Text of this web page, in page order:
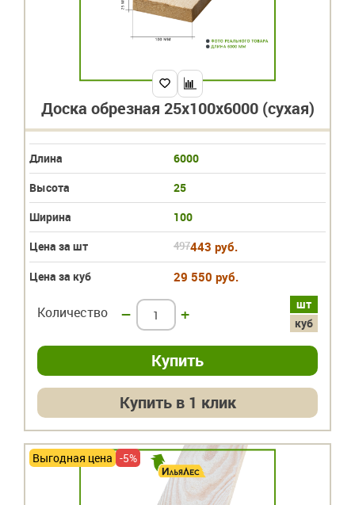
Доска обрезная 25х100х6000 (сухая)
Длина
6000
Высота
25
Ширина
100
Цена за шт
497443 руб.
Цена за куб 29 550 руб.
шт
куб
Количество – +
Купить в 1 клик
Выгодная цена -5%